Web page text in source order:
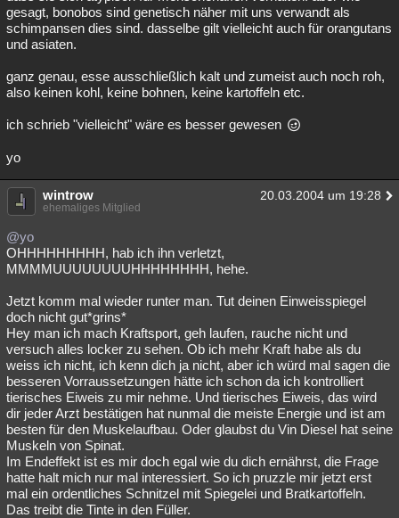
gesagt, bonobos sind genetisch näher mit uns verwandt als
schimpansen dies sind. dasselbe gilt vielleicht auch für orangutans
und asiaten.
ganz genau, esse ausschließlich kalt und zumeist auch noch roh,
also keinen kohl, keine bohnen, keine kartoffeln etc.
ich schrieb "vielleicht" wäre es besser gewesen
yo
wintrow 20.03.2004 um 19:28
ehemaliges Mitglied
@yo
OHHHHHHHHH, hab ich ihn verletzt,
MMMMUUUUUUUUHHHHHHHH, hehe.
Jetzt komm mal wieder runter man. Tut deinen Einweisspiegel
doch nicht gut*grins*
Hey man ich mach Kraftsport, geh laufen, rauche nicht und
versuch alles locker zu sehen. Ob ich mehr Kraft habe als du
weiss ich nicht, ich kenn dich ja nicht, aber ich würd mal sagen die
besseren Vorraussetzungen hätte ich schon da ich kontrolliert
tierisches Eiweis zu mir nehme. Und tierisches Eiweis, das wird
dir jeder Arzt bestätigen hat nunmal die meiste Energie und ist am
besten für den Muskelaufbau. Oder glaubst du Vin Diesel hat seine
Muskeln von Spinat.
Im Endeffekt ist es mir doch egal wie du dich ernährst, die Frage
hatte halt mich nur mal interessiert. So ich pruzzle mir jetzt erst
mal ein ordentliches Schnitzel mit Spiegelei und Bratkartoffeln.
Das treibt die Tinte in den Füller.